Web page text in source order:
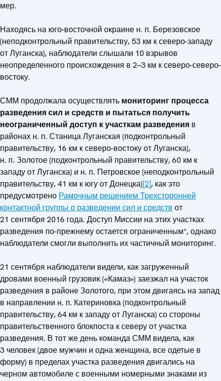
мер.
Находясь на юго-восточной окраине н. п. Березовское
(неподконтрольный правительству, 53 км к северо-западу
от Луганска), наблюдатели слышали 10 взрывов
неопределенного происхождения в 2–3 км к северо-северо-
востоку.
СММ продолжала осуществлять мониторинг процесса
разведения сил и средств и пытаться получить
неограниченный доступ к участкам разведения в
районах н. п. Станица Луганская (подконтрольный
правительству, 16 км к северо-востоку от Луганска),
н. п. Золотое (подконтрольный правительству, 60 км к
западу от Луганска) и н. п. Петровское (неподконтрольный
правительству, 41 км к югу от Донецка)[2], как это
предусмотрено Рамочным решением Трехсторонней
контактной группы о разведении сил и средств от
21 сентября 2016 года. Доступ Миссии на этих участках
разведения по-прежнему остается ограниченным*, однако
наблюдатели смогли выполнить их частичный мониторинг.
21 сентября наблюдатели видели, как загруженный
дровами военный грузовик («Камаз») заезжал на участок
разведения в районе Золотого, при этом двигаясь на запад
в направлении н. п. Катериновка (подконтрольный
правительству, 64 км к западу от Луганска) со стороны
правительственного блокпоста к северу от участка
разведения. В тот же день команда СММ видела, как
3 человек (двое мужчин и одна женщина, все одетые в
форму) в пределах участка разведения двигались на
черном автомобиле с военными номерными знаками из